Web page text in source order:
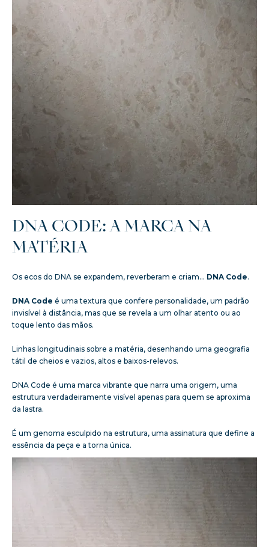
DNA CODE: A MARCA NA
MATÉRIA
Os ecos do DNA se expandem, reverberam e criam… DNA Code.
DNA Code é uma textura que confere personalidade, um padrão
invisível à distância, mas que se revela a um olhar atento ou ao
toque lento das mãos.
Linhas longitudinais sobre a matéria, desenhando uma geografia
tátil de cheios e vazios, altos e baixos-relevos.
DNA Code é uma marca vibrante que narra uma origem, uma
estrutura verdadeiramente visível apenas para quem se aproxima
da lastra.
É um genoma esculpido na estrutura, uma assinatura que define a
essência da peça e a torna única.